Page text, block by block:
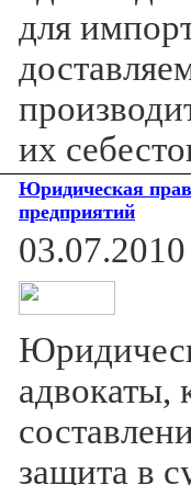
для
их
Юридическая
предприятий
03.07.2010
адвокаты,
защита в